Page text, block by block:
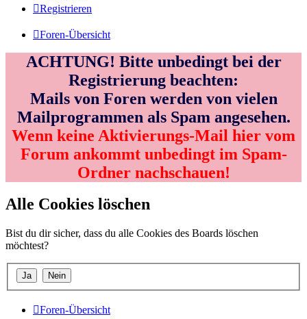
Registrieren
Foren-Übersicht
ACHTUNG! Bitte unbedingt bei der
Registrierung beachten:
Mails von Foren werden von vielen
Mailprogrammen als Spam angesehen.
Wenn keine Aktivierungs-Mail hier vom
Forum ankommt unbedingt im Spam-
Ordner nachschauen!
Alle Cookies löschen
Bist du dir sicher, dass du alle Cookies des Boards löschen
möchtest?
Foren-Übersicht